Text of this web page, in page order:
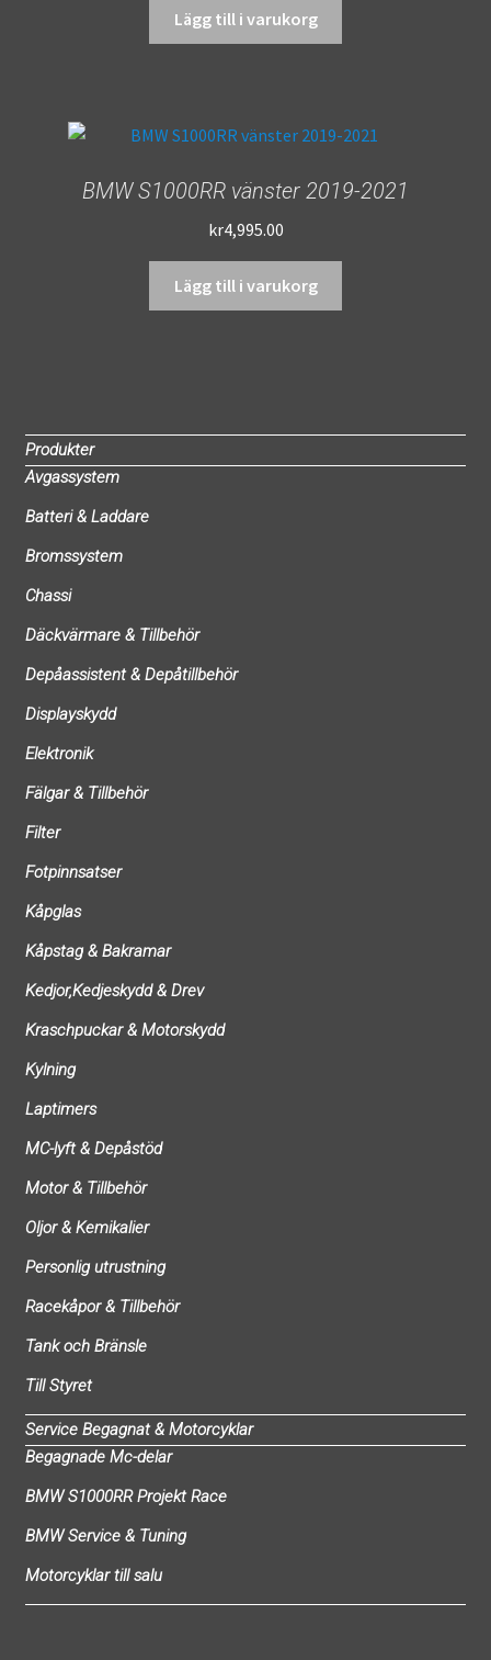
Lägg till i varukorg
BMW S1000RR vänster 2019-2021
kr4,995.00
Lägg till i varukorg
Produkter
Avgassystem
Batteri & Laddare
Bromssystem
Chassi
Däckvärmare & Tillbehör
Depåassistent & Depåtillbehör
Displayskydd
Elektronik
Fälgar & Tillbehör
Filter
Fotpinnsatser
Kåpglas
Kåpstag & Bakramar
Kedjor,Kedjeskydd & Drev
Kraschpuckar & Motorskydd
Kylning
Laptimers
MC-lyft & Depåstöd
Motor & Tillbehör
Oljor & Kemikalier
Personlig utrustning
Racekåpor & Tillbehör
Tank och Bränsle
Till Styret
Service Begagnat & Motorcyklar
Begagnade Mc-delar
BMW S1000RR Projekt Race
BMW Service & Tuning
Motorcyklar till salu